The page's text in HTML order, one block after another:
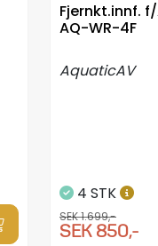
Fjernkt.innf.
AQ-WR-4F
AquaticAV
4 STK
SEK 1.699,-
SEK 850,-